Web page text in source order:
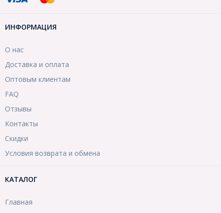
ИНФОРМАЦИЯ
О нас
Доставка и оплата
Оптовым клиентам
FAQ
Отзывы
Контакты
Скидки
Условия возврата и обмена
КАТАЛОГ
Главная